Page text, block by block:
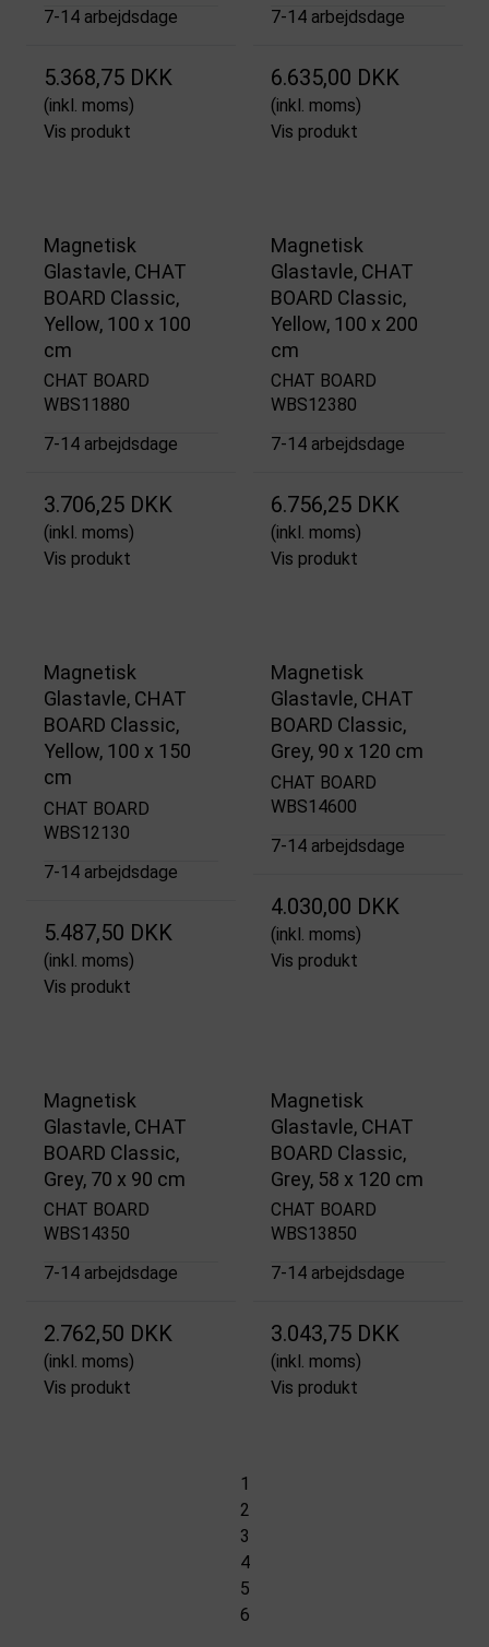
7-14 arbejdsdage
5.368,75 DKK
(inkl. moms)
Vis produkt
7-14 arbejdsdage
6.635,00 DKK
(inkl. moms)
Vis produkt
Magnetisk
Glastavle, CHAT
BOARD Classic,
Yellow, 100 x 100
cm
CHAT BOARD
WBS11880
7-14 arbejdsdage
3.706,25 DKK
(inkl. moms)
Vis produkt
Magnetisk
Glastavle, CHAT
BOARD Classic,
Yellow, 100 x 200
cm
CHAT BOARD
WBS12380
7-14 arbejdsdage
6.756,25 DKK
(inkl. moms)
Vis produkt
Magnetisk
Glastavle, CHAT
BOARD Classic,
Yellow, 100 x 150
cm
CHAT BOARD
WBS12130
7-14 arbejdsdage
5.487,50 DKK
(inkl. moms)
Vis produkt
Magnetisk
Glastavle, CHAT
BOARD Classic,
Grey, 90 x 120 cm
CHAT BOARD
WBS14600
7-14 arbejdsdage
4.030,00 DKK
(inkl. moms)
Vis produkt
Magnetisk
Glastavle, CHAT
BOARD Classic,
Grey, 70 x 90 cm
CHAT BOARD
WBS14350
7-14 arbejdsdage
2.762,50 DKK
(inkl. moms)
Vis produkt
Magnetisk
Glastavle, CHAT
BOARD Classic,
Grey, 58 x 120 cm
CHAT BOARD
WBS13850
7-14 arbejdsdage
3.043,75 DKK
(inkl. moms)
Vis produkt
1
2
3
4
5
6